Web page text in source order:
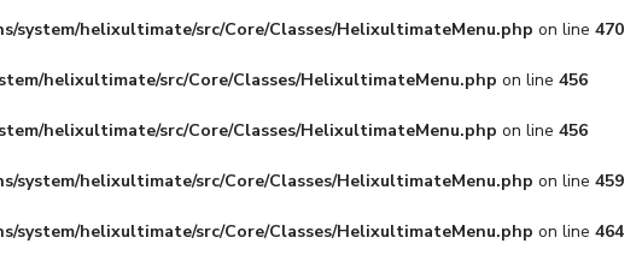
system/helixultimate/src/Core/Classes/HelixultimateMenu.php on line 470
helixultimate/src/Core/Classes/HelixultimateMenu.php on line 456
helixultimate/src/Core/Classes/HelixultimateMenu.php on line 456
system/helixultimate/src/Core/Classes/HelixultimateMenu.php on line 459
system/helixultimate/src/Core/Classes/HelixultimateMenu.php on line 464